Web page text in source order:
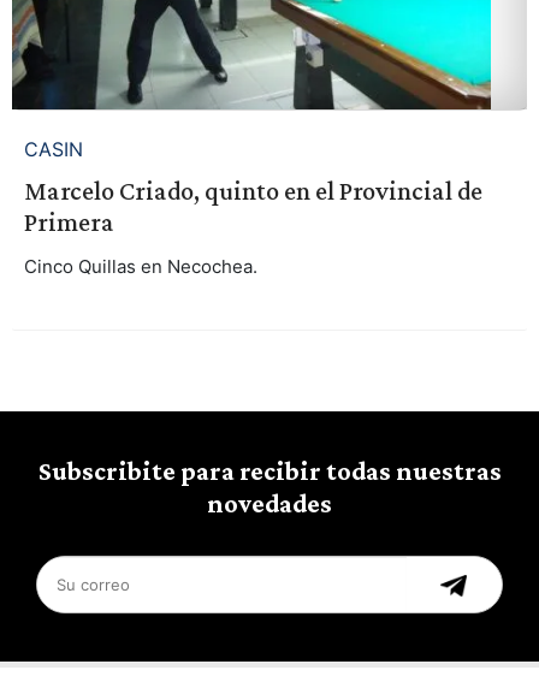
CASIN
Marcelo Criado, quinto en el Provincial de
Primera
Cinco Quillas en Necochea.
Subscribite para recibir todas nuestras
novedades